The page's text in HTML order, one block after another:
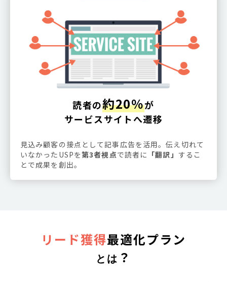
読者の約20％が
サービスサイトへ遷移
見込み顧客の接点として記事広告を活用。伝え切れて
いなかったUSPを第3者視点で読者に 「翻訳」 するこ
とで成果を創出。
リード獲得最適化プラン
とは ？